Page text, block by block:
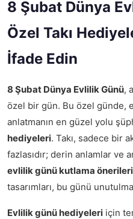
8 Şubat Dünya
Özel Takı
İfade Edin
8 Şubat Dünya Evlilik Günü,
özel bir gün. Bu özel günde,
anlatmanın en güzel yolu
hediyeleri. Takı, sadece bir
fazlasıdır; derin anlamlar ve
evlilik günü kutlama önerileri
tasarımları, bu günü
Evlilik günü hediyeleri için